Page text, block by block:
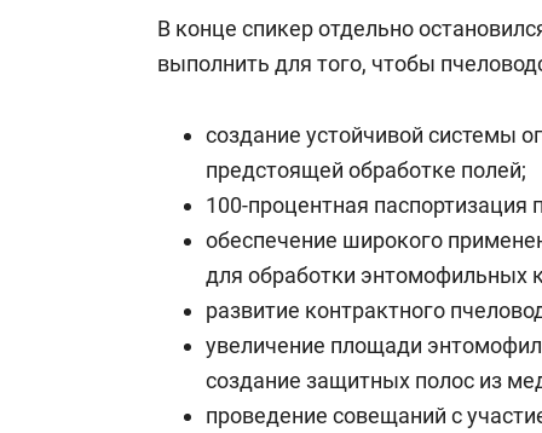
В конце спикер отдельно
выполнить для того, чтобы
создание устойчивой системы
предстоящей обработке полей;
100-процентная паспортизация
обеспечение широкого
для обработки энтомофильных
развитие контрактного
увеличение площади
создание защитных полос из
проведение совещаний с